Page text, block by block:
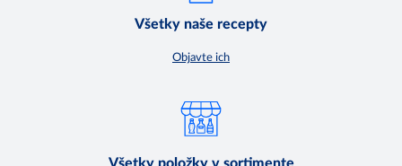
Všetky naše recepty
Objavte ich